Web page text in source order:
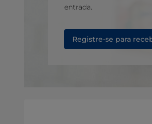
entrada.
Registre-se para